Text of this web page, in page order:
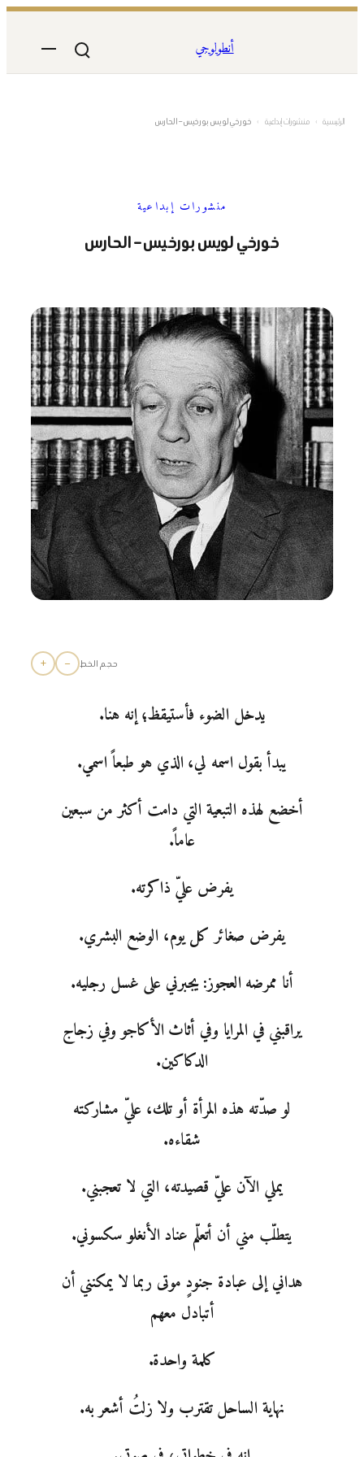
المحتوى
أنطولوجي
الرئيسية › منشورات إبداعية › خورخي لويس بورخيس – الحارس
منشورات إبداعية
خورخي لويس بورخيس – الحارس
حجم الخط −
+
يدخل الضوء فأستيقظ؛ إنه هنا.
يبدأ بقول اسمه لي، الذي هو طبعاً اسمي.
أخضع لهذه التبعية التي دامت أكثر من سبعين
عاماً.
يفرض عليّ ذاكرته.
يفرض صغائر كل يوم، الوضع البشري.
أنا ممرضه العجوز: يجبرني على غسل رجليه.
يراقبني في المرايا وفي أثاث الأكاجو وفي زجاج
الدكاكين.
لو صدّته هذه المرأة أو تلك، عليّ مشاركته
شقاءه.
يملي الآن عليّ قصيدته، التي لا تعجبني.
يتطلّب مني أن أتعلّم عناد الأنغلو سكسوني.
هداني إلى عبادة جنودٍ موتى ربما لا يمكنني أن
أتبادل معهم
كلمة واحدة.
نهاية الساحل تقترب ولا زلتُ أشعر به.